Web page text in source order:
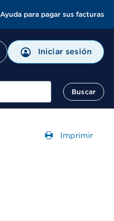
Ayuda para pagar sus facturas
Iniciar sesión
Buscar
Imprimir